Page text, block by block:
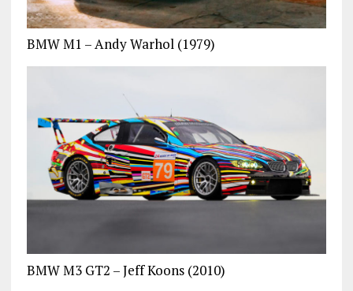
BMW M1 – Andy Warhol (1979)
BMW M3 GT2 – Jeff Koons (2010)